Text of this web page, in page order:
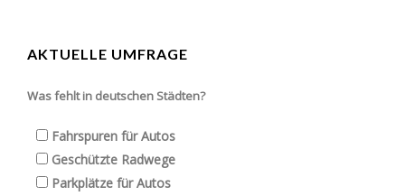
AKTUELLE UMFRAGE
Was fehlt in deutschen Städten?
Fahrspuren für Autos
Geschützte Radwege
Parkplätze für Autos